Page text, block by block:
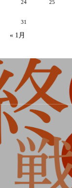
24 25
31
« 1月